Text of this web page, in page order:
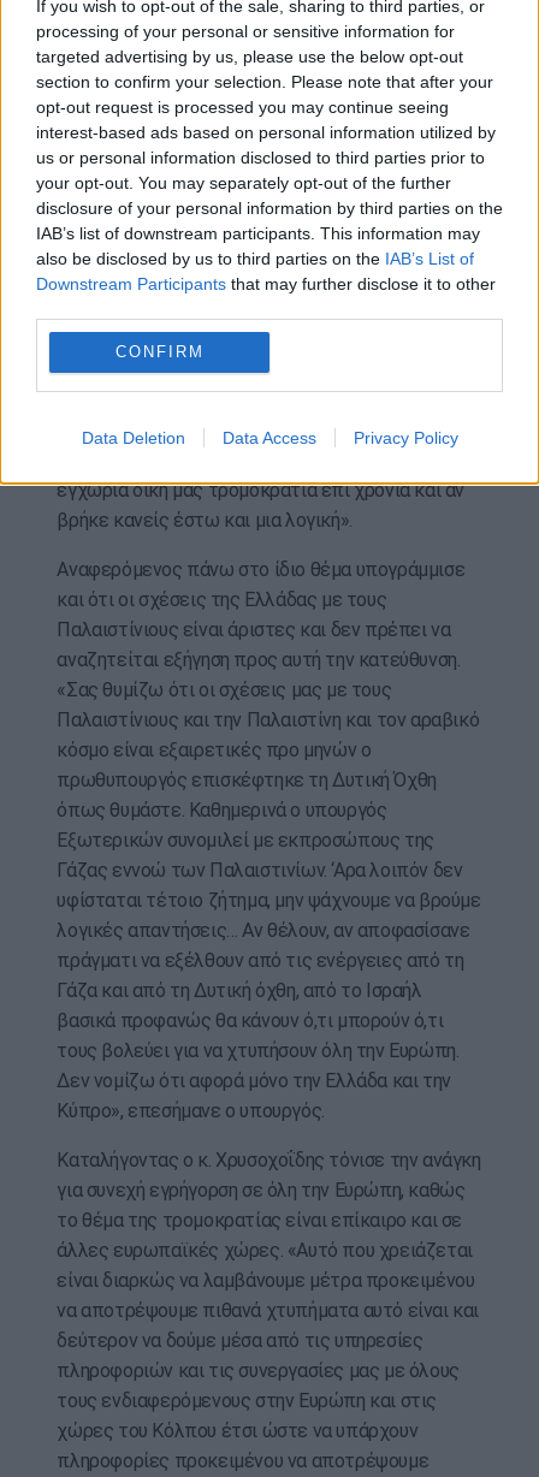
If you wish to opt-out of the sale, sharing to third parties, or
processing of your personal or sensitive information for
targeted advertising by us, please use the below opt-out
section to confirm your selection. Please note that after your
opt-out request is processed you may continue seeing
interest-based ads based on personal information utilized by
us or personal information disclosed to third parties prior to
your opt-out. You may separately opt-out of the further
disclosure of your personal information by third parties on the
IAB’s list of downstream participants. This information may
also be disclosed by us to third parties on the IAB’s List of
Downstream Participants that may further disclose it to other
CONFIRM
Data Deletion Data Access Privacy Policy
τελικώς ας εγκαταλείψουμε αυτές τις εικόνες
του μοναχικού λύκου και ας πάμε σε προσπάθειες
που γίνονται από οργανώσεις ή από οργανωμένες
προσπάθειες προκειμένου να χτυπηθούν κάποιοι
στόχοι».
Σε ερώτηση επίσης αν η στάση της Ελλάδας υπέρ
του Ισραήλ βάζει στο στόχαστρο τρομοκρατών
της χώρα, ο υπουργός απάντησε: «Με τους
τρομοκράτες και τους ανθρώπους οι οποίοι
το μέγεθος δεν υπάρχει συνεννόηση ούτε υπάρχει
λογική, επίσης σε καμιά περίπτωση δεν μπορούμε
να ερμηνεύουμε λογικά τις ενέργειές τους και τις
πράξεις τους και τις αποφάσεις τους. Σας
εγχώρια δική μας τρομοκρατία επί χρόνια και αν
βρήκε κανείς έστω και μια λογική».
Αναφερόμενος πάνω στο ίδιο θέμα υπογράμμισε
και ότι οι σχέσεις της Ελλάδας με τους
Παλαιστίνιους είναι άριστες και δεν πρέπει να
αναζητείται εξήγηση προς αυτή την κατεύθυνση.
«Σας θυμίζω ότι οι σχέσεις μας με τους
Παλαιστίνιους και την Παλαιστίνη και τον αραβικό
κόσμο είναι εξαιρετικές προ μηνών ο
πρωθυπουργός επισκέφτηκε τη Δυτική Όχθη
όπως θυμάστε. Καθημερινά ο υπουργός
Εξωτερικών συνομιλεί με εκπροσώπους της
Γάζας εννοώ των Παλαιστινίων. ‘Αρα λοιπόν δεν
υφίσταται τέτοιο ζήτημα, μην ψάχνουμε να βρούμε
λογικές απαντήσεις… Αν θέλουν, αν αποφασίσανε
πράγματι να εξέλθουν από τις ενέργειες από τη
Γάζα και από τη Δυτική όχθη, από το Ισραήλ
βασικά προφανώς θα κάνουν ό,τι μπορούν ό,τι
τους βολεύει για να χτυπήσουν όλη την Ευρώπη.
Δεν νομίζω ότι αφορά μόνο την Ελλάδα και την
Κύπρο», επεσήμανε ο υπουργός.
Καταλήγοντας ο κ. Χρυσοχοΐδης τόνισε την ανάγκη
για συνεχή εγρήγορση σε όλη την Ευρώπη, καθώς
το θέμα της τρομοκρατίας είναι επίκαιρο και σε
άλλες ευρωπαϊκές χώρες. «Αυτό που χρειάζεται
είναι διαρκώς να λαμβάνουμε μέτρα προκειμένου
να αποτρέψουμε πιθανά χτυπήματα αυτό είναι και
δεύτερον να δούμε μέσα από τις υπηρεσίες
πληροφοριών και τις συνεργασίες μας με όλους
τους ενδιαφερόμενους στην Ευρώπη και στις
χώρες του Κόλπου έτσι ώστε να υπάρχουν
πληροφορίες προκειμένου να αποτρέψουμε